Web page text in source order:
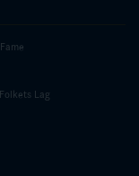
Folkets Lag